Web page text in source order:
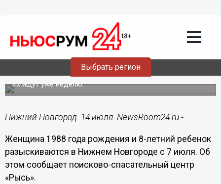
Выбрать регион
14.07.202109:16
Женщина с 8-летним мальчиком
пропали в Нижнем Новгороде
Их ищут уже неделю.
Нижний Новгород. 14 июля. NewsRoom24.ru -
Женщина 1988 года рождения и 8-летний ребенок
разыскиваются в Нижнем Новгороде с 7 июля. Об
этом сообщает поисково-спасательный центр
«Рысь».